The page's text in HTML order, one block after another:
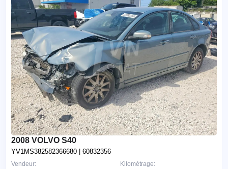
2008 VOLVO S40
YV1MS382582366680 | 60832356
Kilométrage:
Vendeur: